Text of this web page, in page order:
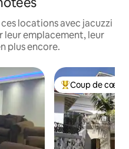
locations avec jacuzzi
leur emplacement, leur
plus encore.
Coups de cœur
Coup de cœur